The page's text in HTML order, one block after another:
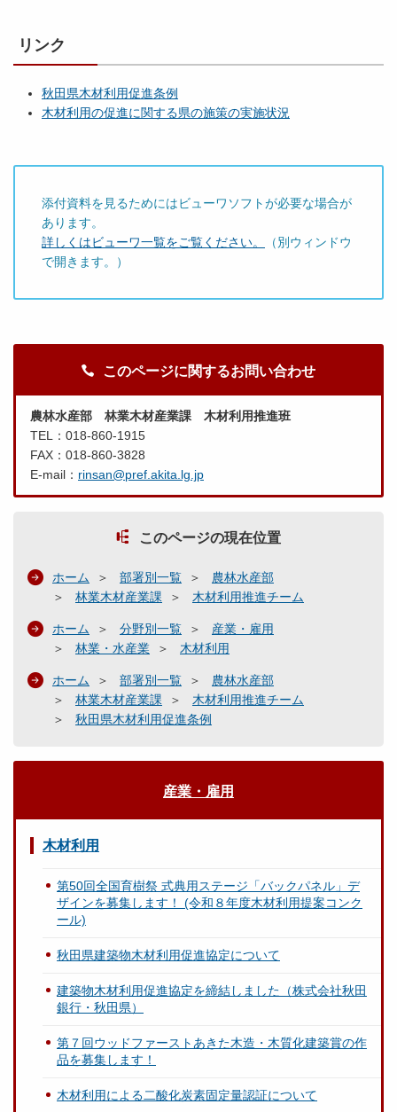
リンク
秋田県木材利用促進条例
木材利用の促進に関する県の施策の実施状況
添付資料を見るためにはビューワソフトが必要な場合が
あります。
詳しくはビューワ一覧をご覧ください。
（別ウィンドウ
で開きます。）
このページに関するお問い合わせ
農林水産部 林業木材産業課 木材利用推進班
TEL：018-860-1915
FAX：018-860-3828
E-mail： rinsan@pref.akita.lg.jp
このページの現在位置
ホーム 部署別一覧
農林水産部
林業木材産業課
木材利用推進チーム
ホーム 分野別一覧
産業・雇用
林業・水産業
木材利用
ホーム 部署別一覧
農林水産部
林業木材産業課
木材利用推進チーム
秋田県木材利用促進条例
産業・雇用
木材利用
第50回全国育樹祭 式典用ステージ「バックパネル」デ
ザインを募集します！ (令和８年度木材利用提案コンク
ール)
秋田県建築物木材利用促進協定について
建築物木材利用促進協定を締結しました（株式会社秋田
銀行・秋田県）
第７回ウッドファーストあきた木造・木質化建築賞の作
品を募集します！
木材利用による二酸化炭素固定量認証について